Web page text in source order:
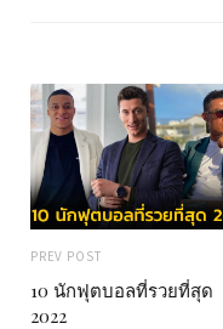
PREV POST
10 นักฟุตบอลที่รวยที่สุด
2022